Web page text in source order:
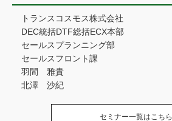
トランスコスモス株式会社
DEC統括DTF総括ECX本部
セールスプランニング部
セールスフロント課
羽間 雅貴
北澤 沙紀
セミナー一覧はこちら